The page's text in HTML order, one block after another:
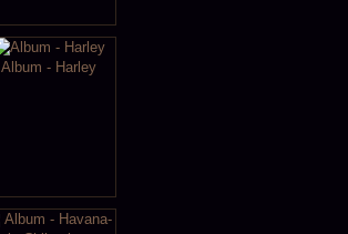
Album - Harley